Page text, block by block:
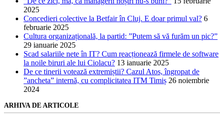
2025
Concedieri colective la Betfair în Cluj. E doar primul val? 6
februarie 2025
Cultura organizațională, la partid: ”Putem să vă furăm un pic?”
29 ianuarie 2025
Scad salariile nete în IT? Cum reacționează firmele de software
la noile biruri ale lui Ciolacu? 13 ianuarie 2025
De ce tinerii votează extremiștii? Cazul Atos, îngropat de
”ancheta” internă, cu complicitatea ITM Timiș 26 noiembrie
2024
ARHIVA DE ARTICOLE